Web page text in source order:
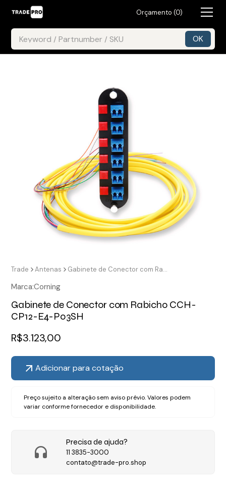
Orçamento (0)
Trade Antenas Gabinete de Conector com Rabicho CCH-CP12-E4-P03SH
Marca:Corning
Gabinete de Conector com Rabicho CCH-
CP12-E4-P03SH
R$3.123,00
Adicionar para cotação
Preço sujeito a alteração sem aviso prévio. Valores podem
variar conforme fornecedor e disponibilidade.
Precisa de ajuda?
11 3835-3000
contato@trade-pro.shop